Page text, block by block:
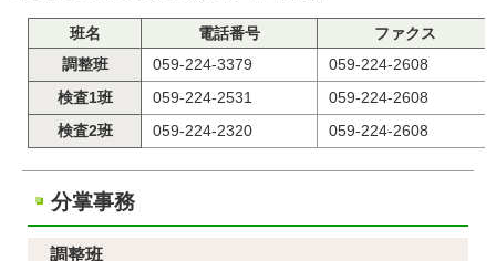
班名 電話番号
ファクス
調整班
059-224-3379
059-224-2608
検査1班
059-224-2531
059-224-2608
検査2班
059-224-2320 059-224-2608
分掌事務
調整班